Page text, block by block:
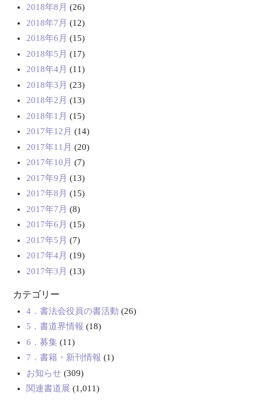
2018年8月 (26)
2018年7月 (12)
2018年6月 (15)
2018年5月 (17)
2018年4月 (11)
2018年3月 (23)
2018年2月 (13)
2018年1月 (15)
2017年12月 (14)
2017年11月 (20)
2017年10月 (7)
2017年9月 (13)
2017年8月 (15)
2017年7月 (8)
2017年6月 (15)
2017年5月 (7)
2017年4月 (19)
2017年3月 (13)
カテゴリー
4．書法会役員の書活動 (26)
5．書道界情報 (18)
6．募集(11)
7．書籍・新刊情報 (1)
お知らせ(309)
関連書道展 (1,011)